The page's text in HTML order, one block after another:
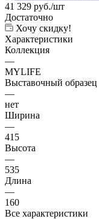
41 329 руб./шт
Достаточно
Хочу скидку!
Характеристики
Коллекция
—
MYLIFE
Выставочный образец
—
нет
Ширина
—
415
Высота
—
535
Длина
—
160
Все характеристики